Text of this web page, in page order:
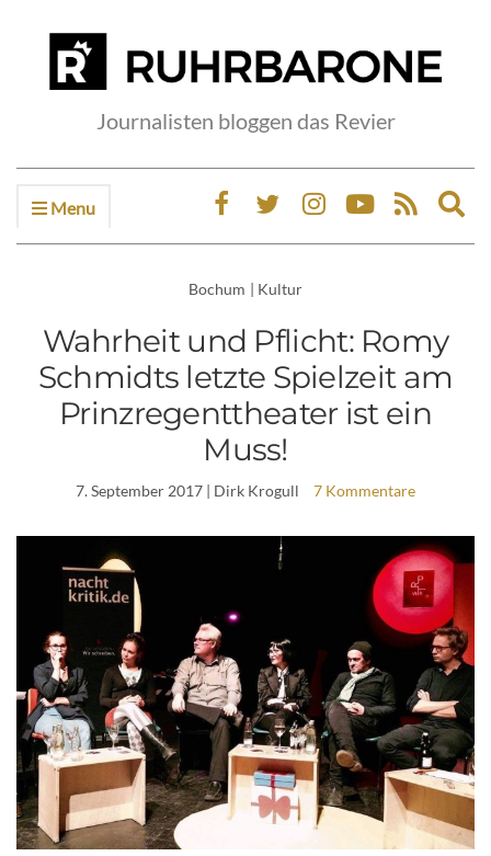
Journalisten bloggen das Revier
Menu
Bochum | Kultur
Wahrheit und Pflicht: Romy
Schmidts letzte Spielzeit am
Prinzregenttheater ist ein
Muss!
7. September 2017 | Dirk Krogull 7 Kommentare